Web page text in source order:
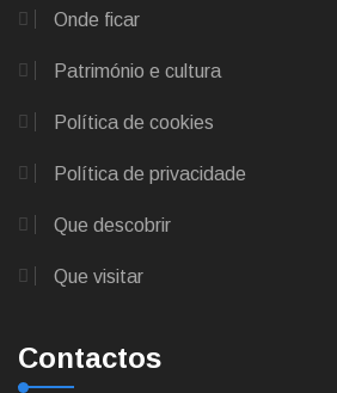
Onde ficar
Património e cultura
Política de cookies
Política de privacidade
Que descobrir
Que visitar
Contactos